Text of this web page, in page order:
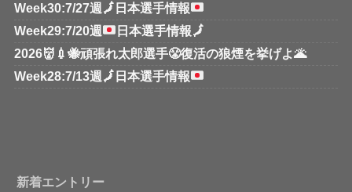
Week30:7/27週 🗾 日本選手情報
Week29:7/20週
日本選手情報🗾
2026👹💉🐝頑張れ太郎選手😤復活の狼煙を挙げよ🌋
Week28:7/13週 🗾 日本選手情報
新着エントリー